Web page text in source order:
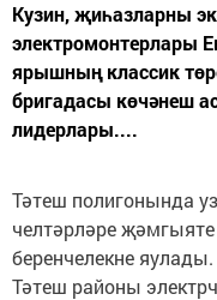
Кузин, җиһазларны
электромонтерлары
ярышның классик
бригадасы көчәнеш
лидерлары....
Тәтеш полигонында
челтәрләре
беренчелекне
Тәтеш районы